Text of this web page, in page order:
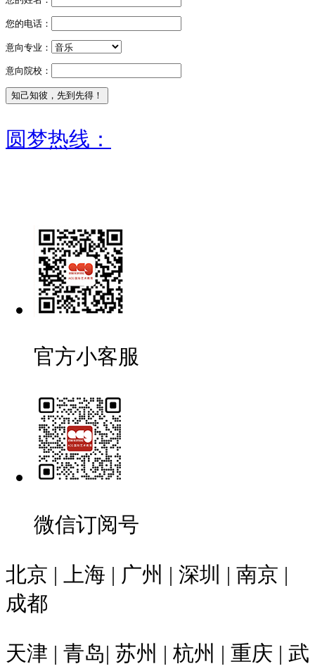
您的电话：
意向专业：
意向院校：
圆梦热线：
官方小客服
微信订阅号
北京 | 上海 | 广州 | 深圳 | 南京 |
成都
天津 | 青岛| 苏州 | 杭州 | 重庆 | 武